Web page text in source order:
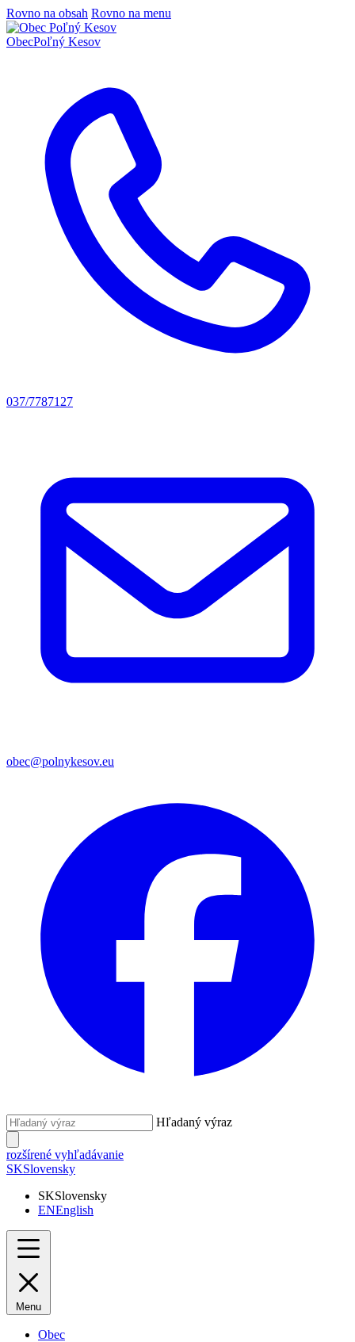
Rovno na obsah Rovno na menu
ObecPoľný Kesov
037/7787127
obec@polnykesov.eu
Hľadaný výraz
rozšírené vyhľadávanie
SKSlovensky
SKSlovensky
ENEnglish
Menu
Obec